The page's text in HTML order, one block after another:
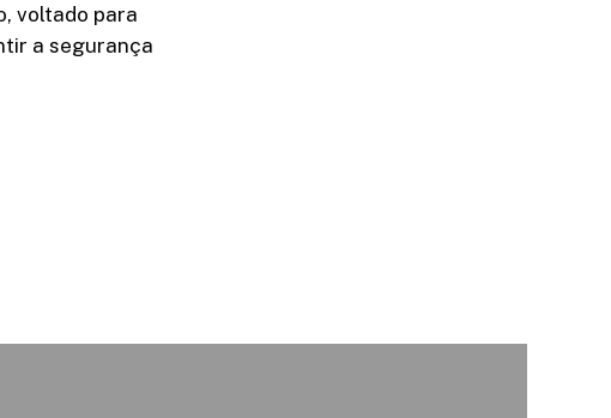
voltado para
a segurança